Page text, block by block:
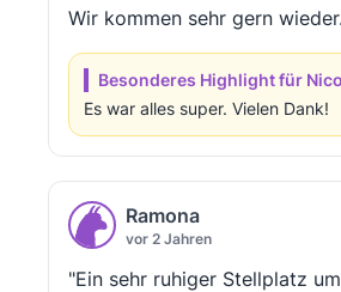
Wir kommen sehr gern
Besonderes Highlight für Nico
Es war alles super. Vielen Dank!
Ramona
vor 2 Jahren
"Ein sehr ruhiger Stellplatz